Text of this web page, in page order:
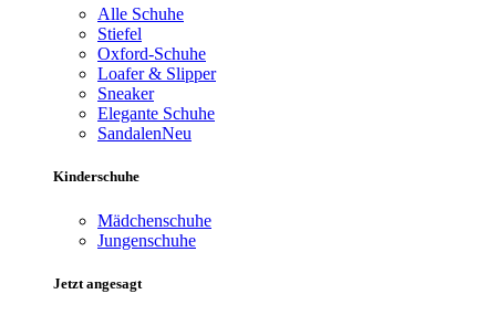
Alle Schuhe
Stiefel
Oxford-Schuhe
Loafer & Slipper
Sneaker
Elegante Schuhe
SandalenNeu
Kinderschuhe
Mädchenschuhe
Jungenschuhe
Jetzt angesagt